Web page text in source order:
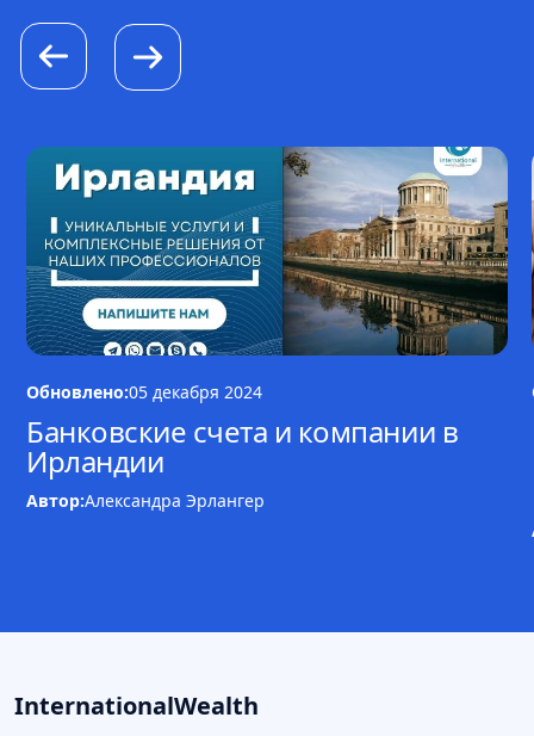
Обновлено:05 декабря 2024
Банковские счета и компании в
Ирландии
Автор:Александра Эрлангер
InternationalWealth